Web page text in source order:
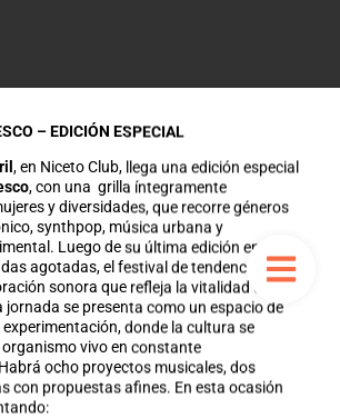
– EDICIÓN ESPECIAL
, en Niceto Club, llega una edición especial
, con una grilla íntegramente
y diversidades, que recorre géneros
synthpop, música urbana y
Luego de su última edición en
agotadas, el festival de tendencias
sonora que refleja la vitalidad de la
jornada se presenta como un espacio de
donde la cultura se
vivo en constante
ocho proyectos musicales, dos
con propuestas afines. En esta ocasión